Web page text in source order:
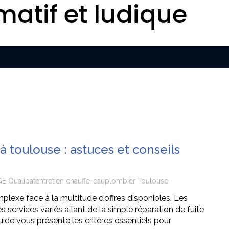
et ludique
toulouse : astuces et conseils
Qualibatentretien chauffe-eauplombier Toulouse
face à la multitude d’offres disponibles. Les
variés allant de la simple réparation de fuite
vous présente les critères essentiels pour